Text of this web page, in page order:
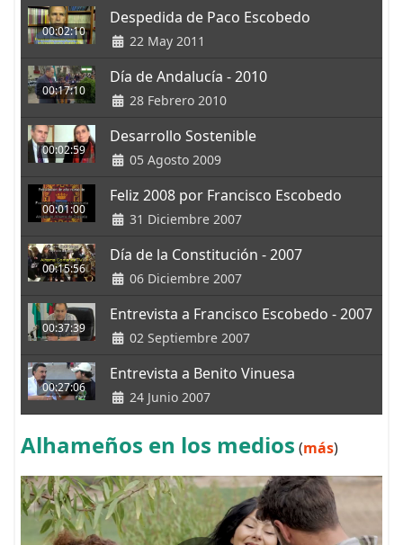
00:02:10
Despedida de Paco Escobedo
22 May 2011
00:17:10
Día de Andalucía - 2010
28 Febrero 2010
00:02:59
Desarrollo Sostenible
05 Agosto 2009
00:01:00
Feliz 2008 por Francisco Escobedo
31 Diciembre 2007
00:15:56
Día de la Constitución - 2007
06 Diciembre 2007
00:37:39
Entrevista a Francisco Escobedo - 2007
02 Septiembre 2007
00:27:06
Entrevista a Benito Vinuesa
24 Junio 2007
Alhameños en los medios (más)